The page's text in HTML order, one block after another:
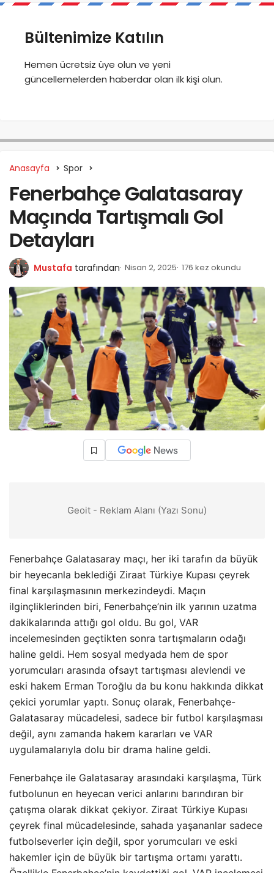
Bültenimize Katılın
Hemen ücretsiz üye olun ve yeni
güncellemelerden haberdar olan ilk kişi olun.
Anasayfa Spor
Fenerbahçe Galatasaray
Maçında Tartışmalı Gol
Detayları
Mustafa tarafından Nisan 2, 2025 176 kez okundu
Geoit - Reklam Alanı (Yazı Sonu)
Fenerbahçe Galatasaray maçı, her iki tarafın da büyük
bir heyecanla beklediği Ziraat Türkiye Kupası çeyrek
final karşılaşmasının merkezindeydi. Maçın
ilginçliklerinden biri, Fenerbahçe’nin ilk yarının uzatma
dakikalarında attığı gol oldu. Bu gol, VAR
incelemesinden geçtikten sonra tartışmaların odağı
haline geldi. Hem sosyal medyada hem de spor
yorumcuları arasında ofsayt tartışması alevlendi ve
eski hakem Erman Toroğlu da bu konu hakkında dikkat
çekici yorumlar yaptı. Sonuç olarak, Fenerbahçe-
Galatasaray mücadelesi, sadece bir futbol karşılaşması
değil, aynı zamanda hakem kararları ve VAR
uygulamalarıyla dolu bir drama haline geldi.
Fenerbahçe ile Galatasaray arasındaki karşılaşma, Türk
futbolunun en heyecan verici anlarını barındıran bir
çatışma olarak dikkat çekiyor. Ziraat Türkiye Kupası
çeyrek final mücadelesinde, sahada yaşananlar sadece
futbolseverler için değil, spor yorumcuları ve eski
hakemler için de büyük bir tartışma ortamı yarattı.